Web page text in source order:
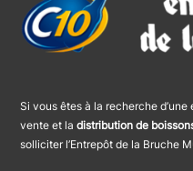
Si vous êtes à la recherche d’une
vente et ladistribution de
solliciter l’Entrepôt de la Bruche